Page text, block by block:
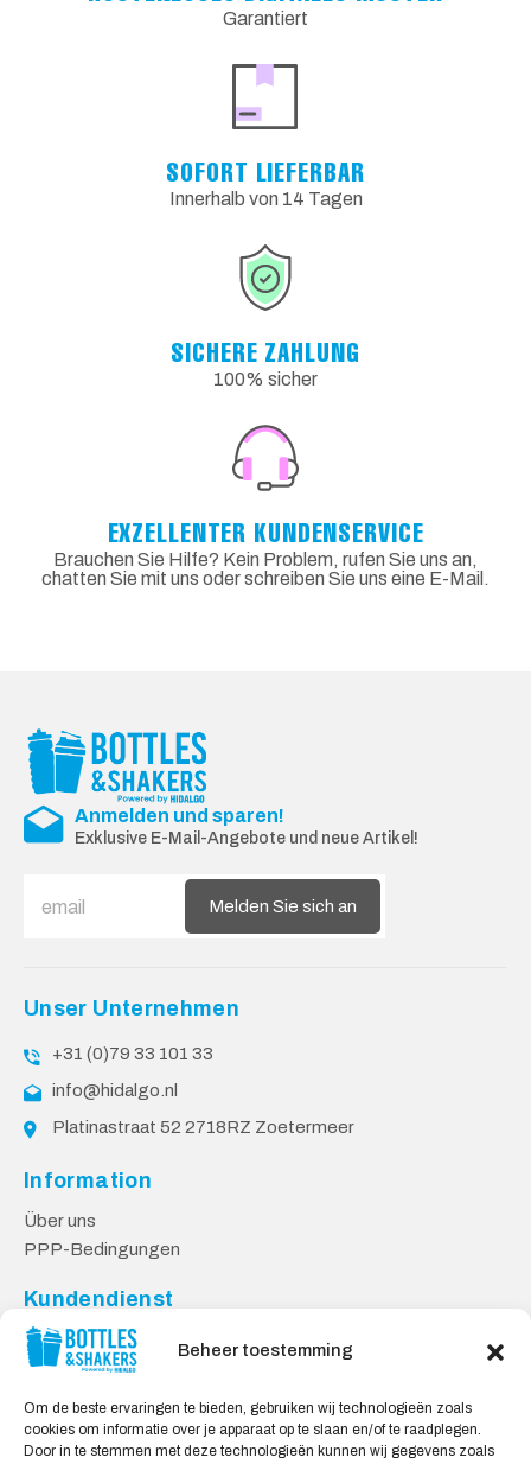
Beheer toestemming
Om de beste ervaringen te bieden, gebruiken wij technologieën zoals
cookies om informatie over je apparaat op te slaan en/of te raadplegen.
Door in te stemmen met deze technologieën kunnen wij gegevens zoals
Garantiert
SOFORT LIEFERBAR
Innerhalb von 14 Tagen
SICHERE ZAHLUNG
100% sicher
EXZELLENTER KUNDENSERVICE
Brauchen Sie Hilfe? Kein Problem, rufen Sie uns an,
chatten Sie mit uns oder schreiben Sie uns eine E-Mail.
Anmelden und sparen!
Exklusive E-Mail-Angebote und neue Artikel!
Melden Sie sich an
Unser Unternehmen
+31 (0)79 33 101 33
info@hidalgo.nl
Platinastraat 52 2718RZ Zoetermeer
Information
Über uns
PPP-Bedingungen
Kundendienst
Kontakt
Lieferung & Rücksendungen
Sicheres Einkaufen